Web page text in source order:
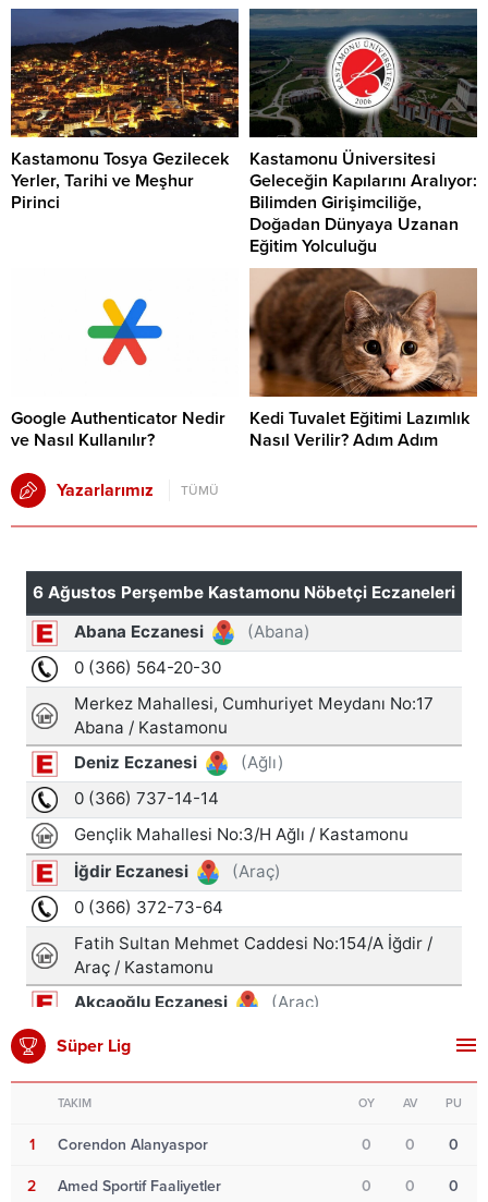
Kastamonu Tosya Gezilecek
Yerler, Tarihi ve Meşhur
Pirinci
Kastamonu Üniversitesi
Geleceğin Kapılarını Aralıyor:
Bilimden Girişimciliğe,
Doğadan Dünyaya Uzanan
Eğitim Yolculuğu
Google Authenticator Nedir
ve Nasıl Kullanılır?
Kedi Tuvalet Eğitimi Lazımlık
Nasıl Verilir? Adım Adım
Yazarlarımız TÜMÜ
Süper Lig
TAKIM OY AV PU
1 Corendon Alanyaspor 0 0 0
2 Amed Sportif Faaliyetler 0 0 0